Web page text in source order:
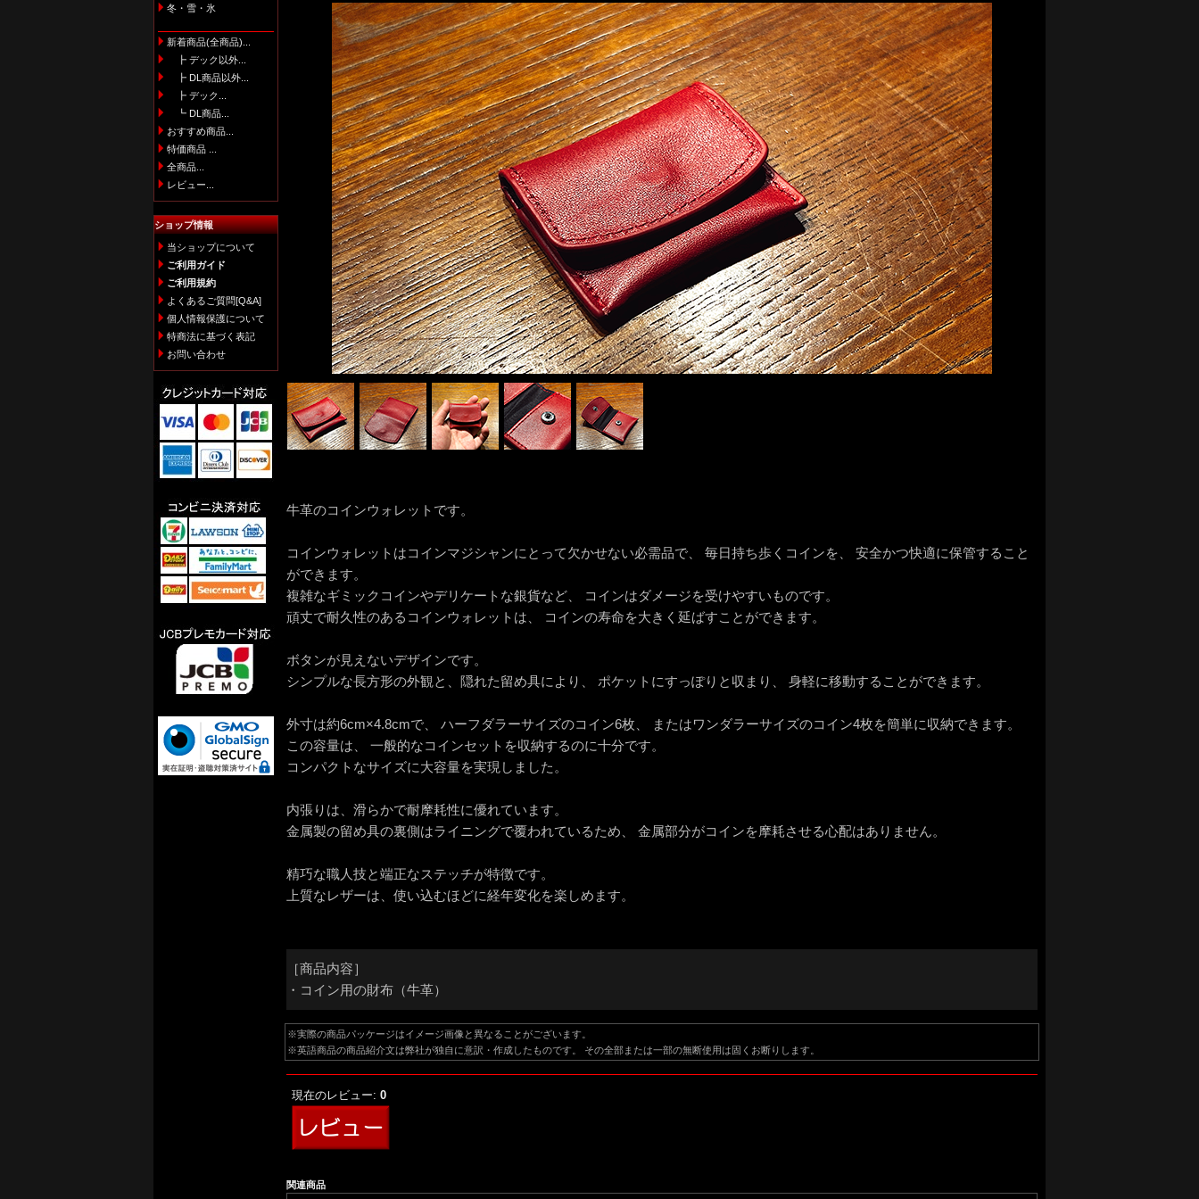
冬・雪・氷
新着商品(全商品)...
┣ デック以外...
┣ DL商品以外...
┣ デック...
┗ DL商品...
おすすめ商品...
特価商品 ...
全商品...
レビュー...
ショップ情報
当ショップについて
ご利用ガイド
ご利用規約
よくあるご質問[Q&A]
個人情報保護について
特商法に基づく表記
お問い合わせ
牛革のコインウォレットです。
コインウォレットはコインマジシャンにとって欠かせない必需品で、 毎日持ち歩くコインを、 安全かつ快適に保管すること
ができます。
複雑なギミックコインやデリケートな銀貨など、 コインはダメージを受けやすいものです。
頑丈で耐久性のあるコインウォレットは、 コインの寿命を大きく延ばすことができます。
ボタンが見えないデザインです。
シンプルな長方形の外観と、隠れた留め具により、 ポケットにすっぽりと収まり、 身軽に移動することができます。
外寸は約6cm×4.8cmで、 ハーフダラーサイズのコイン6枚、 またはワンダラーサイズのコイン4枚を簡単に収納できます。
この容量は、 一般的なコインセットを収納するのに十分です。
コンパクトなサイズに大容量を実現しました。
内張りは、滑らかで耐摩耗性に優れています。
金属製の留め具の裏側はライニングで覆われているため、 金属部分がコインを摩耗させる心配はありません。
精巧な職人技と端正なステッチが特徴です。
上質なレザーは、使い込むほどに経年変化を楽しめます。
［商品内容］
・コイン用の財布（牛革）
※実際の商品パッケージはイメージ画像と異なることがございます。
※英語商品の商品紹介文は弊社が独自に意訳・作成したものです。 その全部または一部の無断使用は固くお断りします。
現在のレビュー: 0
関連商品